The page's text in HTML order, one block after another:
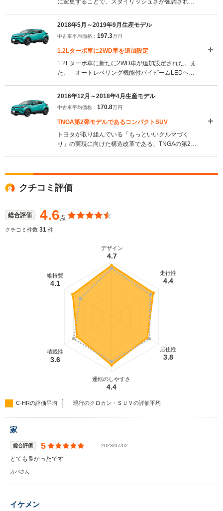
に変更することで、スタイリッシュさが強調され
ど、ラインナップの充実が図られた。さらに
TOYOTA GAZOO Racingにより、ボディ剛性の強化
や、足回りに専用チューンが施された「GR
SPORT」が新たに設定された。（2019.10）
2018年5月～2019年9月生産モデル
中古車平均価格： 197.3万円
1.2Lターボ車に2WD車を追加設定
1.2Lターボ車に新たに2WD車が追加設定された。ま
た、「オートレベリング機能付バイビームLEDヘッ
シーケンシャルターンランプ」、「LEDデイライ
ト」を含む、すべての光源をLED化した大型ヘッド
ランプが一部グレードを除き装備された。
（2018.5）
2016年12月～2018年4月生産モデル
中古車平均価格： 170.8万円
TNGA第2弾モデルであるコンパクトSUV
トヨタが取り組んでいる「もっといいクルマづく
り」の実現に向けた構造改革である、TNGAの第2号
独自の味付けが与えられた。エクステリアはスピー
ド感あるキャビン形状、彫刻的な面造形など、独創
的なスタイルが追求されている。エンジンは最高出
力98ps＋72ps（モーター）を発生する1.8Lのハイブ
リッドと、同116psを発生する1.2Lのダウンサイジ
ングターボが用意された。駆動方式は前者がFFで後
エコカー減税の対象となっている（2016.12）
クチコミ評価
総合評価 4.6点
クチコミ件数 31 件
デザイン
4.7
走行性
4.4
居住性
3.8
運転のしやすさ
4.4
積載性
3.6
維持費
4.1
C-HRの評価平均 現行のクロカン・ＳＵＶの評価平均
家
総合評価 5 2023/07/02
とても良かったです
カバさん
イケメン